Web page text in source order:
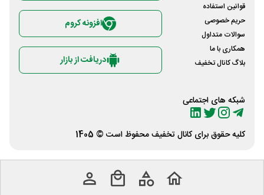
قوانین استفاده
حریم خصوصی
سوالات متداول
همکاری با ما
بلاگ کانال تخفیف
شبکه های اجتماعی
افزونه کروم
دریافت از بازار
کلیه حقوق برای کانال تخفیفمحفوظ است © 1405